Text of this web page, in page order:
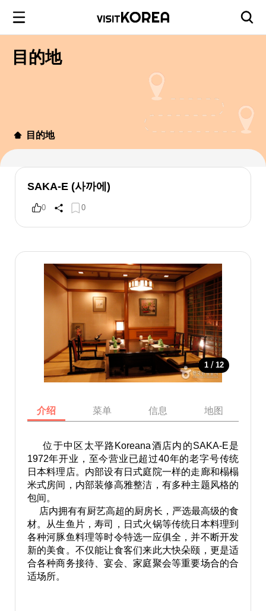
目的地
目的地
SAKA-E (사까에)
0 0
1 / 12
介绍 菜单 信息 地图
位于中区太平路Koreana酒店内的SAKA-E是
1972年开业，至今营业已超过40年的老字号传统
日本料理店。内部设有日式庭院一样的走廊和榻榻
米式房间，内部装修高雅整洁，有多种主题风格的
包间。
店内拥有有厨艺高超的厨房长，严选最高级的食
材。从生鱼片，寿司，日式火锅等传统日本料理到
各种河豚鱼料理等时令特选一应俱全，并不断开发
新的美食。不仅能让食客们来此大快朵颐，更是适
合各种商务接待、宴会、家庭聚会等重要场合的合
适场所。